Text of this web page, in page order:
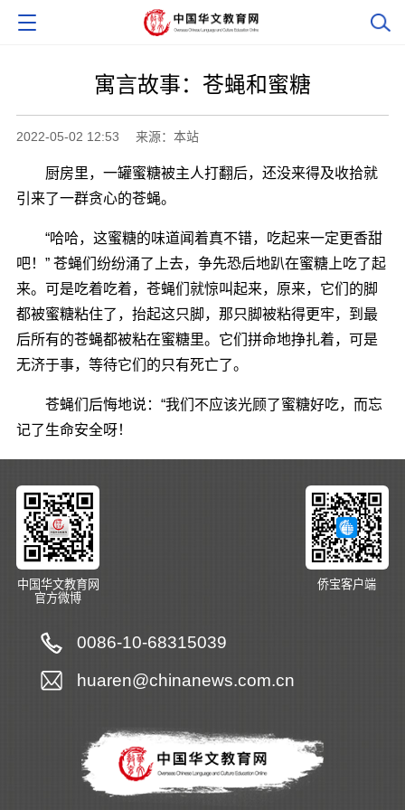
寓言故事：苍蝇和蜜糖
2022-05-02 12:53 来源：本站
厨房里，一罐蜜糖被主人打翻后，还没来得及收拾就
引来了一群贪心的苍蝇。
“哈哈，这蜜糖的味道闻着真不错，吃起来一定更香甜
吧！” 苍蝇们纷纷涌了上去，争先恐后地趴在蜜糖上吃了起
来。可是吃着吃着，苍蝇们就惊叫起来，原来，它们的脚
都被蜜糖粘住了，抬起这只脚，那只脚被粘得更牢，到最
后所有的苍蝇都被粘在蜜糖里。它们拼命地挣扎着，可是
无济于事，等待它们的只有死亡了。
苍蝇们后悔地说：“我们不应该光顾了蜜糖好吃，而忘
记了生命安全呀！
中国华文教育网
官方微博
侨宝客户端
0086-10-68315039
huaren@chinanews.com.cn